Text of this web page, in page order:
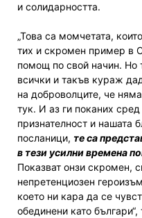
и солидарността.
„Това са момчетата,
тих и скромен пример в
помощ по свой начин. Но
всички и такъв кураж
на доброволците, че
тук. И аз ги поканих
признателност и нашата
посланици, те са
в тези усилни времена
Показват онзи скромен,
непретенциозен
което ни кара да се
обединени като